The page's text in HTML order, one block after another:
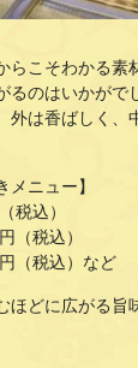
らこそわかる素
るのはいかがで
外は香ばしく、
メニュー】
税込）
税込）
（税込）など
ほどに広がる旨